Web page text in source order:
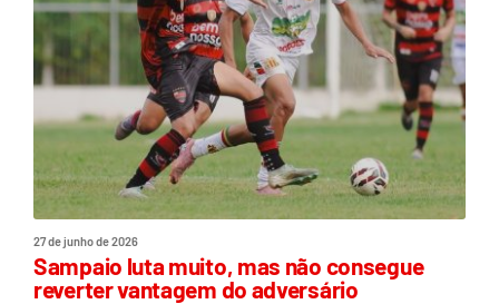
27 de junho de 2026
Sampaio luta muito, mas não consegue
reverter vantagem do adversário